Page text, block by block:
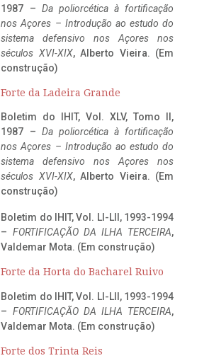
1987 – Da poliorcética à fortificação
nos Açores – Introdução ao estudo do
sistema defensivo nos Açores nos
séculos XVI-XIX, Alberto Vieira. (Em
construção)
Forte da Ladeira Grande
Boletim do IHIT, Vol. XLV, Tomo II,
1987 – Da poliorcética à fortificação
nos Açores – Introdução ao estudo do
sistema defensivo nos Açores nos
séculos XVI-XIX, Alberto Vieira. (Em
construção)
Boletim do IHIT, Vol. LI-LII, 1993-1994
– FORTIFICAÇÃO DA ILHA TERCEIRA,
Valdemar Mota. (Em construção)
Forte da Horta do Bacharel Ruivo
Boletim do IHIT, Vol. LI-LII, 1993-1994
– FORTIFICAÇÃO DA ILHA TERCEIRA,
Valdemar Mota. (Em construção)
Forte dos Trinta Reis